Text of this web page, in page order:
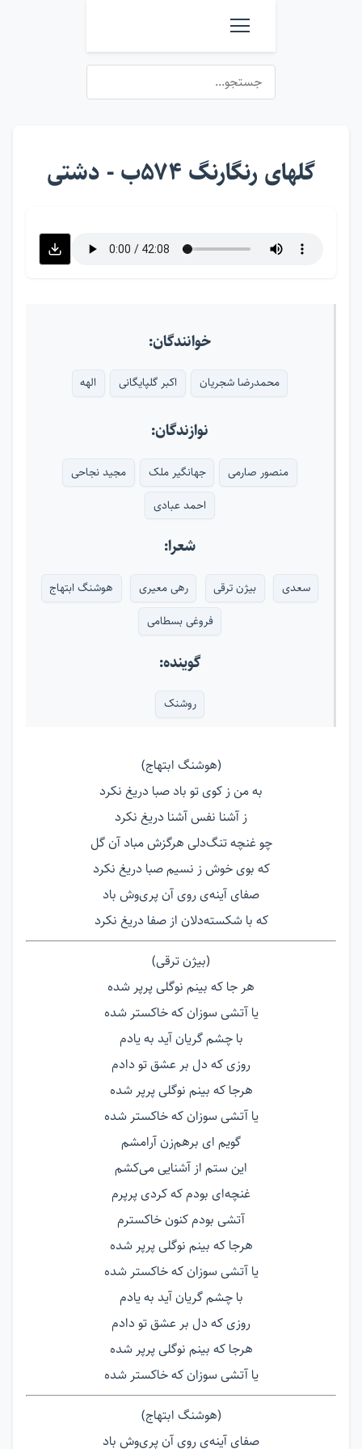
گلهای رنگارنگ ۵۷۴ب - دشتی
خوانندگان:
محمدرضا شجریان اکبر گلپایگانی الهه
نوازندگان:
منصور صارمی جهانگیر ملک
مجید نجاحی
احمد عبادی
شعرا:
سعدی بیژن ترقی رهی معیری
هوشنگ ابتهاج
فروغی بسطامی
گوینده:
روشنک
(هوشنگ ابتهاج)
به من ز کوی تو باد صبا دریغ نکرد
ز آشنا نفس آشنا دریغ نکرد
چو غنچه تنگ‌دلی هرگزش مباد آن گل
که بوی خوش ز نسیم صبا دریغ نکرد
صفای آینه‌ی روی آن پری‌وش باد
که با شکسته‌دلان از صفا دریغ نکرد
(بیژن ترقی)
هر جا که بینم نوگلی پرپر شده
یا آتشی سوزان که خاکستر شده
با چشم گریان آید به یادم
روزی که دل بر عشق تو دادم
هرجا که بینم نوگلی پرپر شده
یا آتشی سوزان که خاکستر شده
گویم ای برهم‌زن آرامشم
این ستم از آشنایی می‌کشم
غنچه‌ای بودم که کردی پرپرم
آتشی بودم کنون خاکسترم
هرجا که بینم نوگلی پرپر شده
یا آتشی سوزان که خاکستر شده
با چشم گریان آید به یادم
روزی که دل بر عشق تو دادم
هرجا که بینم نوگلی پرپر شده
یا آتشی سوزان که خاکستر شده
(هوشنگ ابتهاج)
صفای آینه‌ی روی آن پری‌وش باد